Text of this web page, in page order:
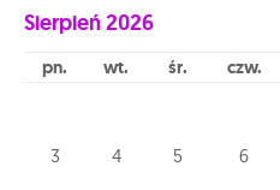
Sierpień2026
pn wt śr czw
3 4 5 6